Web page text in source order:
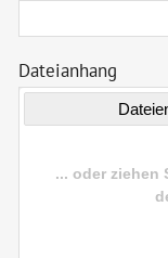
Dateianhang